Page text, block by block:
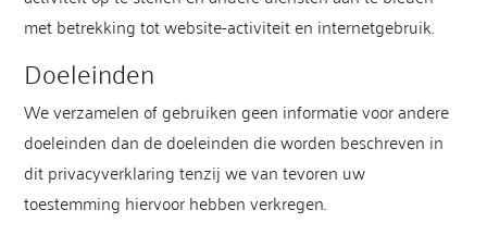
met betrekking tot website-activiteit en internetgebruik.
Doeleinden
We verzamelen of gebruiken geen informatie voor andere
doeleinden dan de doeleinden die worden beschreven in
dit privacyverklaring tenzij we van tevoren uw
toestemming hiervoor hebben verkregen.